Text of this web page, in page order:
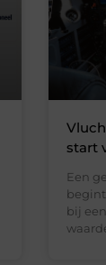
start
Een
bij